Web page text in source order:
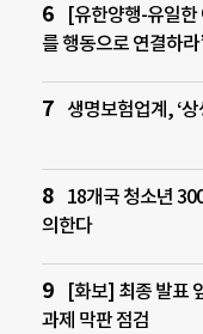
[유한양행-유일한
를 행동으로 연결하
생명보험업계, ‘
18개국 청소년
의한다
[화보] 최종 발표
과제 막판 점검